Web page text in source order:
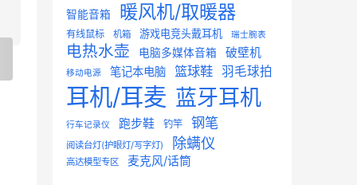
智能音箱 暖风机/取暖器
有线鼠标 机箱 游戏电竞头戴耳机 瑞士腕表
电热水壶 电脑多媒体音箱 破壁机
移动电源 笔记本电脑 篮球鞋 羽毛球拍
耳机/耳麦 蓝牙耳机
行车记录仪 跑步鞋 钓竿 钢笔
阅读台灯(护眼灯/写字灯) 除螨仪
高达模型专区 麦克风/话筒